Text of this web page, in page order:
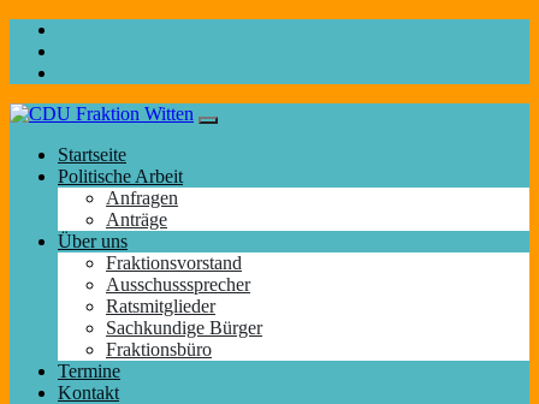
Startseite
Politische Arbeit
Anfragen
Anträge
Über uns
Fraktionsvorstand
Ausschusssprecher
Ratsmitglieder
Sachkundige Bürger
Fraktionsbüro
Termine
Kontakt